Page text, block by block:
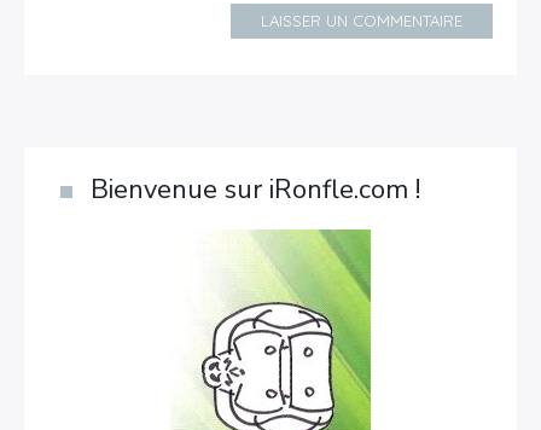
LAISSER UN COMMENTAIRE
Bienvenue sur iRonfle.com !